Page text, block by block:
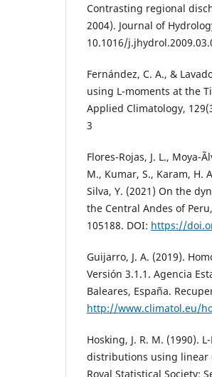
Contrasting regional
2004). Journal of
10.1016/
Fernández, C. A., &
using L-moments at the
Applied Climatology,
3
Flores-Rojas, J. L., Moya-
M., Kumar, S., Karam, H.
Silva, Y. (2021) On the
the Central Andes of
105188. DOI: https://
Guijarro, J. A. (2019).
Versión 3.1.1. Agencia
Baleares, España.
http://www.climatol.eu/
Hosking, J. R. M. (1990).
distributions using linear
Royal Statistical Society: